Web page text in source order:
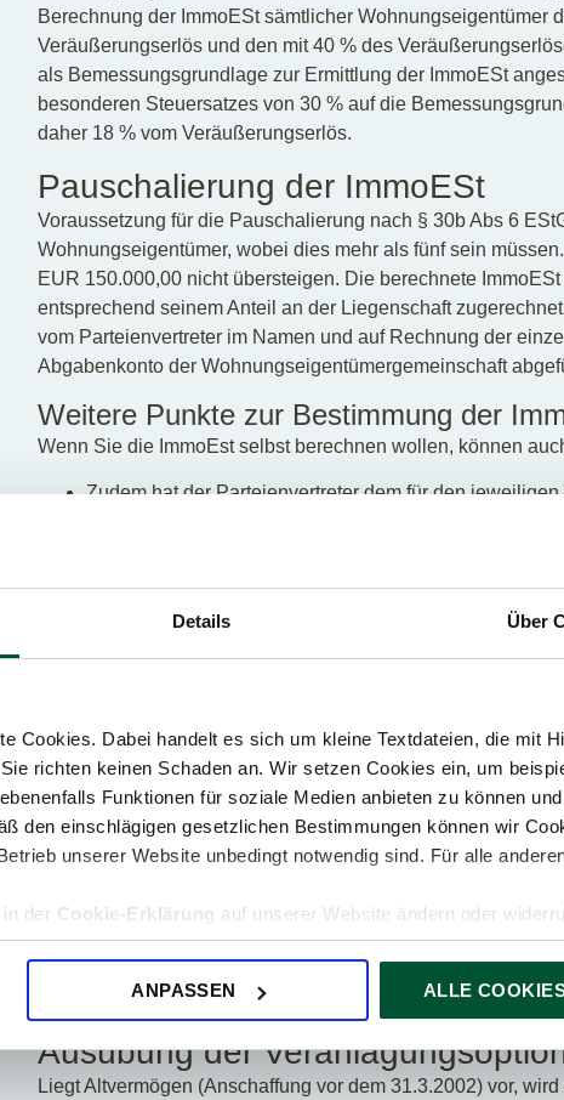
Details Über
Cookies. Dabei handelt es sich um kleine Textdateien, die mit
richten keinen Schaden an. Wir setzen Cookies ein, um
Funktionen für soziale Medien anbieten zu können
den einschlägigen gesetzlichen Bestimmungen können wir
unserer Website unbedingt notwendig sind. Für alle
der Cookie-Erklärung auf unserer Website ändern oder
ANPASSEN ALLE
Berechnung der ImmoESt sämtlicher Wohnungseigentümer
Veräußerungserlös und den mit 40 % des
als Bemessungsgrundlage zur Ermittlung der ImmoESt
besonderen Steuersatzes von 30 % auf die
daher 18 % vom Veräußerungserlös.
Pauschalierung der ImmoESt
Voraussetzung für die Pauschalierung nach § 30b Abs 6
Wohnungseigentümer, wobei dies mehr als fünf sein
EUR 150.000,00 nicht übersteigen. Die berechnete
entsprechend seinem Anteil an der Liegenschaft
vom Parteienvertreter im Namen und auf Rechnung der
Abgabenkonto der Wohnungseigentümergemeinschaft
Weitere Punkte zur Bestimmung der
Wenn Sie die ImmoEst selbst berechnen wollen, können
Zudem hat der Parteienvertreter dem für den
Finanzamt die Höhe seines ImmoESt-Anteiles und
Die Veranlagungsoption des § 30b Abs 3 sowie die
EStG stehen (für jeden Wohnungseigentümer
Wird die ImmoESt nicht mittels Selbstberechnung
Wohnungseigentümer als Veräußerer in ihrer
Fall notwendigen besonderen Vorauszahlung nach §
abzüglich der tatsächlichen Anschaffungskosten
Aufgrund der Mitteilung des Parteienvertreters an das
Wohnungseigentümer die Möglichkeit, seinen
und allenfalls eine der Optionen in Anspruch zu
die Entscheidung für eine dieser Optionen durchaus
Ausgehend von folgendem Sachverhalt ergeben sich
Wohnungseigentümer, die zu gleichen Teilen an der
beteiligt sind, erzielen aus der Veräußerung der zu
Hausmeisterwohnung einen Erlös von insgesamt EUR
Ausübung der
Liegt Altvermögen (Anschaffung vor dem 31.3.2002) vor,